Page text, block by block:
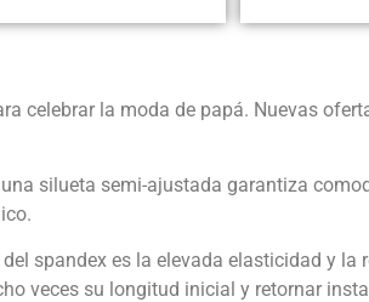
celebrar la moda de papá. Nuevas
silueta semi-ajustada garantiza
spandex es la elevada elasticidad y la
veces su longitud inicial y retornar